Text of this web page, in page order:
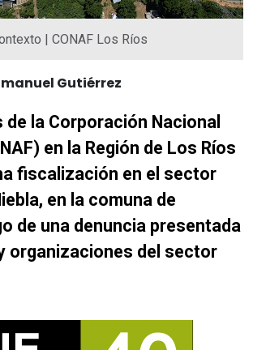
| CONAF Los Ríos
Gutiérrez
la Corporación Nacional
en la Región de Los Ríos
fiscalización en el sector
en la comuna de
de una denuncia presentada
organizaciones del sector